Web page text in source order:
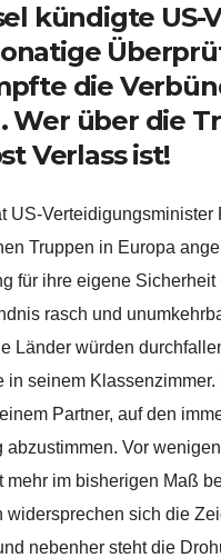
kündigte
die
Wer über die
Verlass ist!
US-
Truppen in Europa
für ihre eigene
rasch und
Länder würden
in seinem
Partner, auf den
abzustimmen. Vor
mehr im bisherigen Maß
widersprechen sich die
nebenher steht die